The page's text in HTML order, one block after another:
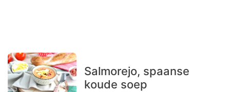
Salmorejo, spaanse
koude soep